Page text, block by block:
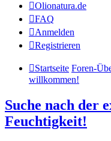
Olionatura.de
FAQ
Anmelden
Registrieren
Startseite Foren-
willkommen!
Suche nach der
Feuchtigkeit!